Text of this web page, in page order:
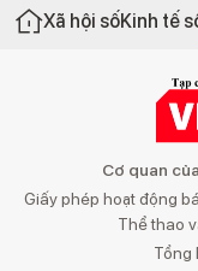
Xã hội sốKinh tế
Cơ quan
Giấy phép hoạt động
Thể thao
Tổng